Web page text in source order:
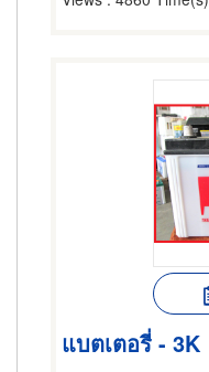
แบตเตอรี่ - 3K